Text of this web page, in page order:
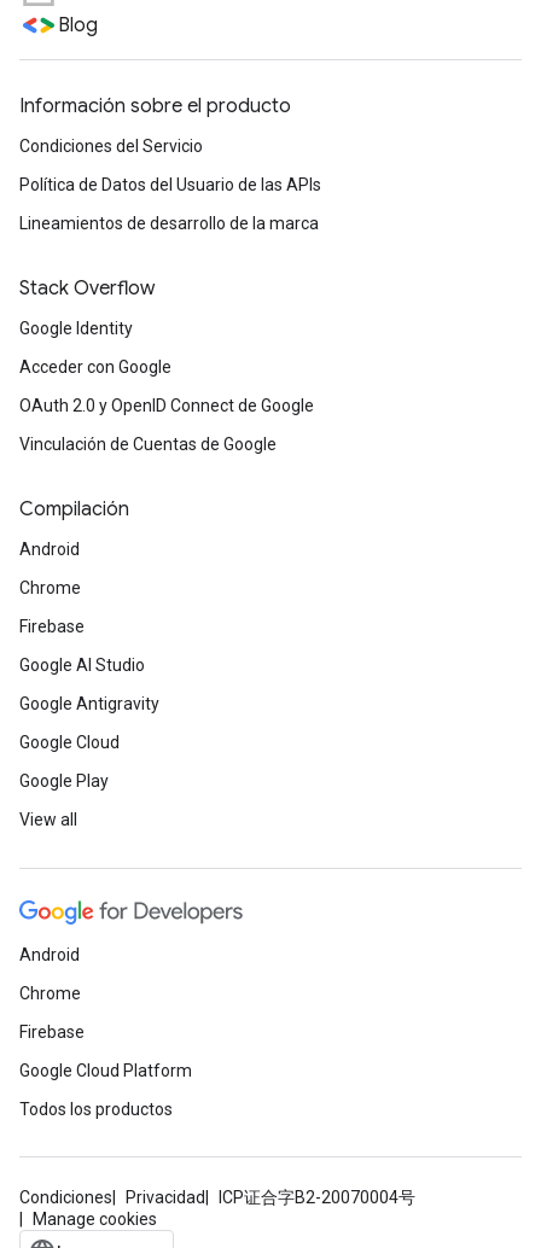
Blog
Información sobre el producto
Condiciones del Servicio
Política de Datos del Usuario de las APIs
Lineamientos de desarrollo de la marca
Stack Overflow
Google Identity
Acceder con Google
OAuth 2.0 y OpenID Connect de Google
Vinculación de Cuentas de Google
Compilación
Android
Chrome
Firebase
Google AI Studio
Google Antigravity
Google Cloud
Google Play
View all
Android
Chrome
Firebase
Google Cloud Platform
Todos los productos
Condiciones Privacidad
ICP证合字B2-20070004号
Manage cookies